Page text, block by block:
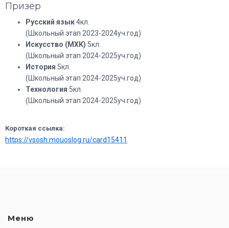
Призёр
Русский язык4кл.
(Школьный этап 2023-2024уч.год)
Искусство (МХК) 5кл.
(Школьный этап 2024-2025уч.год)
История 5кл.
(Школьный этап 2024-2025уч.год)
Технология 5кл.
(Школьный этап 2024-2025уч.год)
Короткая ссылка:
https://vsosh.mouoslog.ru/card15411
Меню